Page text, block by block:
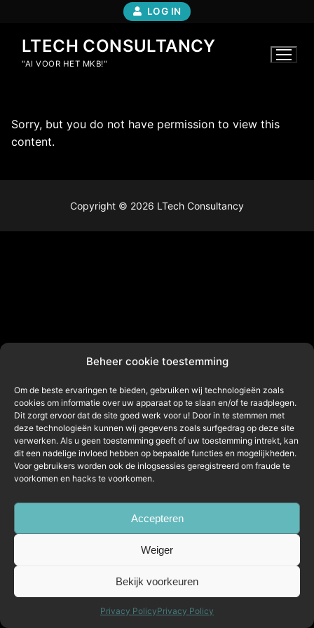
Beheer cookie toestemming
Om de beste ervaringen te bieden, gebruiken wij technologieën zoals
cookies om informatie over uw apparaat op te slaan en/of te raadplegen.
Dit zorgt ervoor dat de site goed werk voor u! Door in te stemmen met
deze technologieën kunnen wij gegevens zoals surfgedrag op deze site
verwerken. Als u geen toestemming geeft of uw toestemming intrekt, kan
dit een nadelige invloed hebben op bepaalde functies en mogelijkheden.
Voor gebruikers worden ook de inlogsessies geregistreerd om fraude te
voorkomen en hacks te voorkomen.
Accepteren
Weiger
Bekijk voorkeuren
Privacy PolicyPrivacy Policy
LOG IN
LTECH CONSULTANCY
"AI VOOR HET MKB!"
Sorry, but you do not have permission to view this
content.
Copyright © 2026 LTech Consultancy